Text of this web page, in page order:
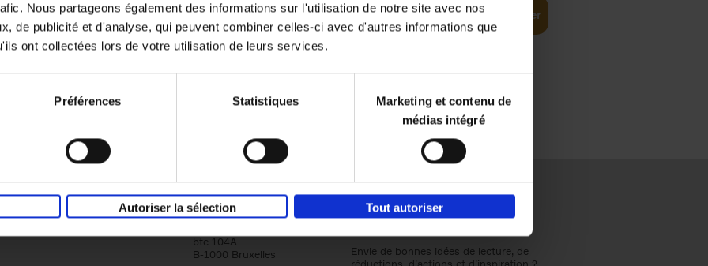
Nous partageons également des informations sur l'utilisation de notre site avec nos
de publicité et d'analyse, qui peuvent combiner celles-ci avec d'autres informations que
ont collectées lors de votre utilisation de leurs services.
Préférences Statistiques
Marketing et contenu de
médias intégré
Autoriser la sélection Tout autoriser
Ajouter au panier
Société
Qui sommes-nous?
Éditions Racine
Tour & Taxis
bte 104A
B-1000 Bruxelles
Envie de bonnes idées de lecture, de